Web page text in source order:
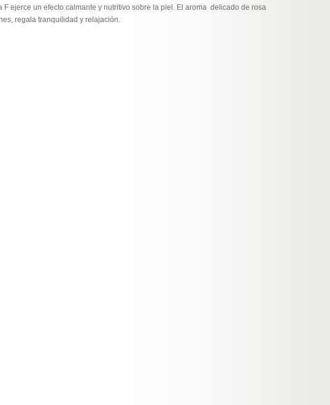
F ejerce un efecto calmante y nutritivo sobre la piel. El aroma delicado de rosa
regala tranquilidad y relajación.